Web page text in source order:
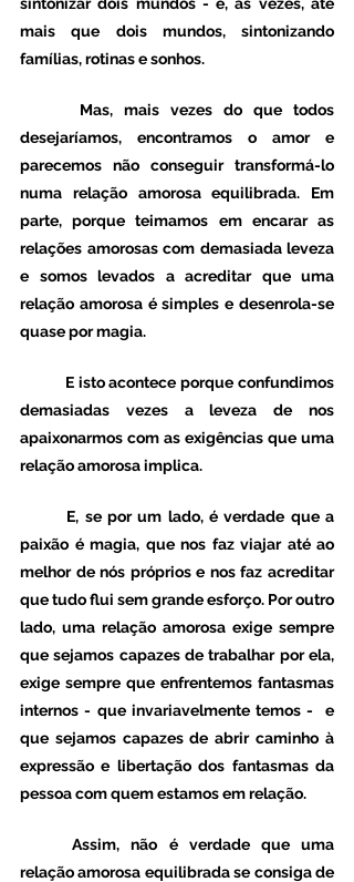
mais que dois mundos, sintonizando
famílias, rotinas e sonhos.
desejaríamos, encontramos o amor e
parecemos não conseguir transformá-lo
numa relação amorosa equilibrada. Em
parte, porque teimamos em encarar as
relações amorosas com demasiada leveza
e somos levados a acreditar que uma
relação amorosa é simples e desenrola-se
quase por magia.
demasiadas vezes a leveza de nos
apaixonarmos com as exigências que uma
relação amorosa implica.
paixão é magia, que nos faz viajar até ao
melhor de nós próprios e nos faz acreditar
que tudo flui sem grande esforço. Por outro
lado, uma relação amorosa exige sempre
que sejamos capazes de trabalhar por ela,
exige sempre que enfrentemos fantasmas
internos - que invariavelmente temos -  e
que sejamos capazes de abrir caminho à
expressão e libertação dos fantasmas da
pessoa com quem estamos em relação.
	Assim, não é verdade que uma
relação amorosa equilibrada se consiga de